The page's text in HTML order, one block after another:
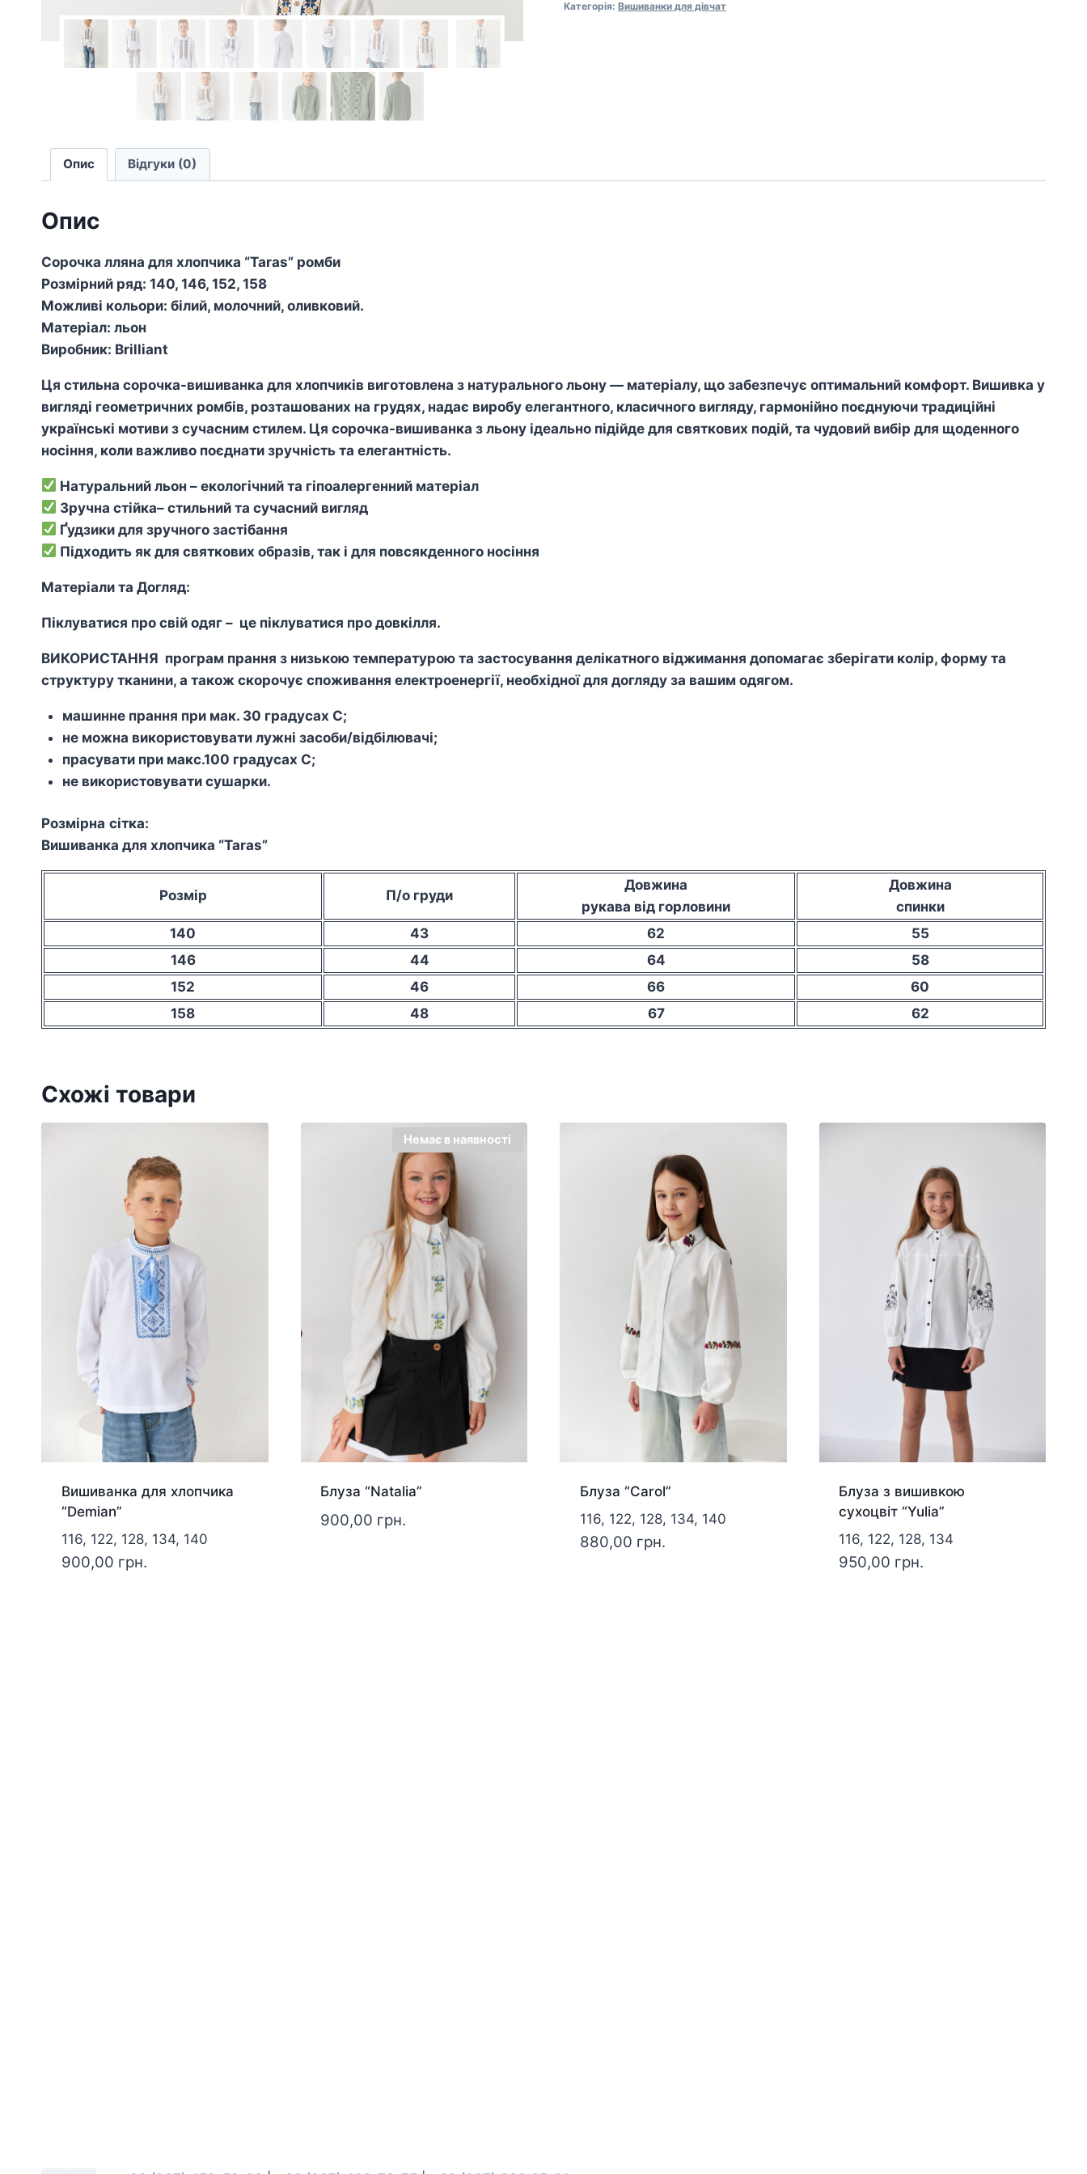
хлопчика
Категорія: Вишиванки для дівчат
Опис Відгуки (0)
Опис
Сорочка лляна для хлопчика “Taras” ромби
Розмірний ряд: 140, 146, 152, 158
Можливі кольори: білий, молочний, оливковий.
Матеріал: льон
Виробник: Brilliant
Ця стильна сорочка-вишиванка для хлопчиків виготовлена з натурального льону — матеріалу, що забезпечує оптимальний комфорт. Вишивка у
вигляді геометричних ромбів, розташованих на грудях, надає виробу елегантного, класичного вигляду, гармонійно поєднуючи традиційні
українські мотиви з сучасним стилем. Ця сорочка-вишиванка з льону ідеально підійде для святкових подій, та чудовий вибір для щоденного
носіння, коли важливо поєднати зручність та елегантність.
Натуральний льон – екологічний та гіпоалергенний матеріал
Зручна стійка– стильний та сучасний вигляд
Ґудзики для зручного застібання
Підходить як для святкових образів, так і для повсякденного носіння
Матеріали та Догляд:
Піклуватися про свій одяг – це піклуватися про довкілля.
ВИКОРИСТАННЯ програм прання з низькою температурою та застосування делікатного віджимання допомагає зберігати колір, форму та
структуру тканини, а також скорочує споживання електроенергії, необхідної для догляду за вашим одягом.
машинне прання при мак. 30 градусах С;
не можна використовувати лужні засоби/відбілювачі;
прасувати при макс.100 градусах С;
не використовувати сушарки.
Розмірна сітка:
Вишиванка для хлопчика “Taras”
Розмір П/о груди
Довжина
рукава від горловини
Довжина
спинки
140
43 62
55
146
44 64
58
152
46 66
60
158
48 67 62
Схожі товари
Вишиванка для хлопчика
“Demian”
116, 122, 128, 134, 140
900,00 грн.
Немає в наявності
Блуза “Natalia”
900,00 грн.
Блуза “Carol”
116, 122, 128, 134, 140
880,00 грн.
Блуза з вишивкою
сухоцвіт “Yulia”
116, 122, 128, 134
950,00 грн.